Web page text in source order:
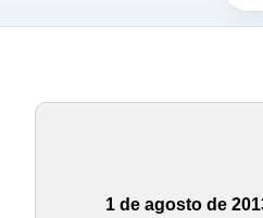
1 de agosto de